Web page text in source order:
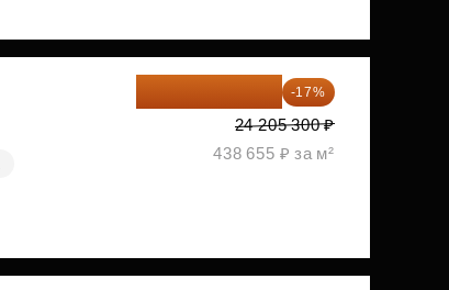
-17%
24 205 300 ₽
438 655 ₽ за м²